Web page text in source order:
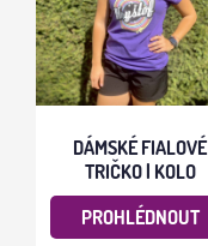
DÁMSKÉ FIALOVÉ
TRIČKO | KOLO
PROHLÉDNOUT